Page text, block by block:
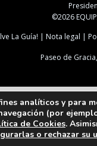
©2026
La Guía!
Nota legal
Paseo de
analíticos y para
(por
de Cookies.
o rechazar